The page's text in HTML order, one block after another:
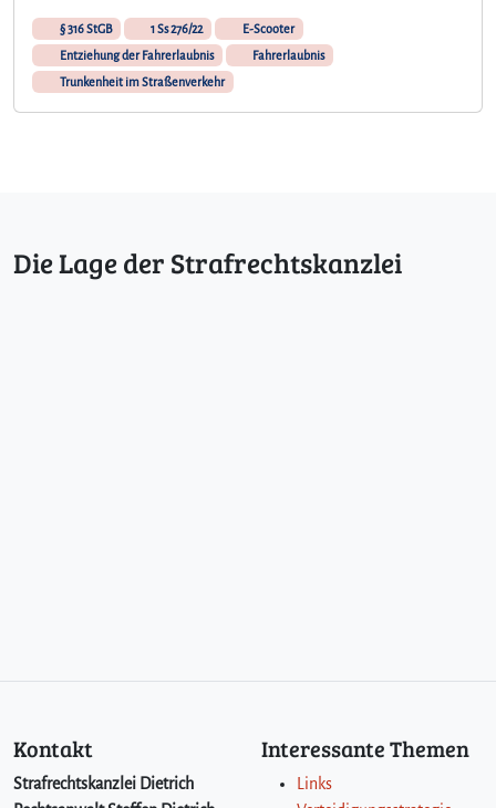
§ 316 StGB 1 Ss 276/22
E-Scooter
Entziehung der Fahrerlaubnis
Fahrerlaubnis
Trunkenheit im Straßenverkehr
Die Lage der Strafrechtskanzlei
Kontakt
Strafrechtskanzlei Dietrich
Interessante Themen
Links